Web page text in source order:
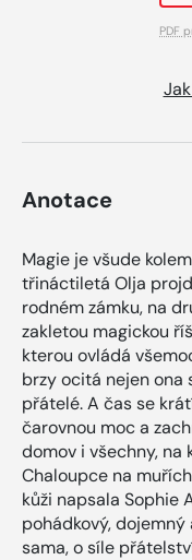
PDF
Anotace
Magie je všude
třináctiletá Olja
rodném zámku, na
zakletou magickou
kterou ovládá
brzy ocitá nejen ona
přátelé. A čas se
čarovnou moc a
domov i všechny, na
Chaloupce na
kůži napsala Sophie
pohádkový,
sama, o síle